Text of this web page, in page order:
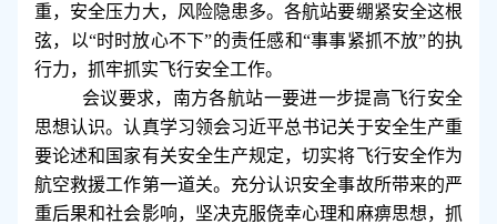
重，安全压力大，风险隐患多。各航站要绷紧安全这根
弦，以“时时放心不下”的责任感和“事事紧抓不放”的执
行力，抓牢抓实飞行安全工作。
会议要求，南方各航站一要进一步提高飞行安全
思想认识。认真学习领会习近平总书记关于安全生产重
要论述和国家有关安全生产规定，切实将飞行安全作为
航空救援工作第一道关。充分认识安全事故所带来的严
重后果和社会影响，坚决克服侥幸心理和麻痹思想，抓